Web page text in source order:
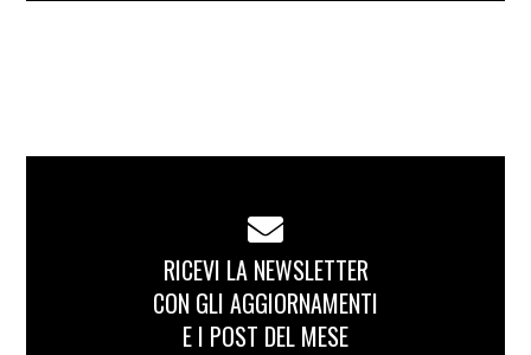
RICEVI LA NEWSLETTER
CON GLI AGGIORNAMENTI
E I POST DEL MESE